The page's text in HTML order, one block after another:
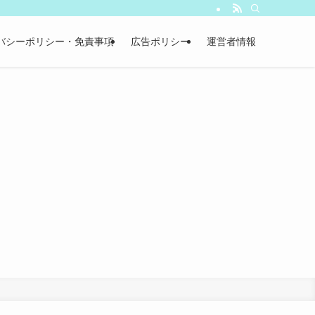
シーポリシー・免責事項 広告ポリシー 運営者情報